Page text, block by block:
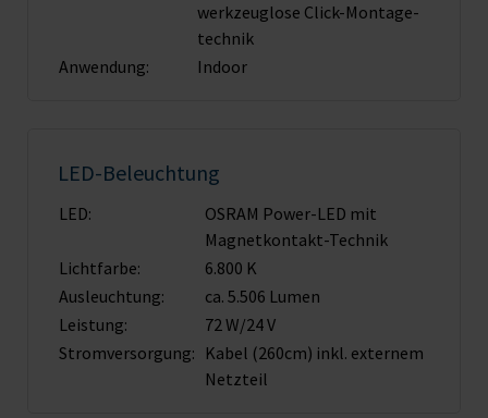
werkzeuglose Click-Montage­
technik
Anwendung:
Indoor
LED-Beleuchtung
LED:
OSRAM Power-LED mit
Magnet­kontakt-Technik
Lichtfarbe:
6.800 K
Ausleuchtung:
ca. 5.506 Lumen
Leistung:
72 W/24 V
Stromversorgung: Kabel (260cm) inkl. externem
Netzteil